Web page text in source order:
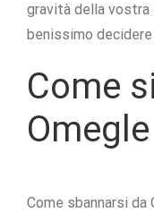
gravità della vostra
benissimo
Come
Come sbannarsi